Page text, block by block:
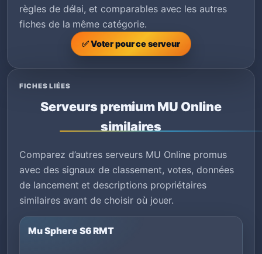
règles de délai, et comparables avec les autres
fiches de la même catégorie.
✅ Voter pour ce serveur
FICHES LIÉES
Serveurs premium MU Online
similaires
Comparez d’autres serveurs MU Online promus
avec des signaux de classement, votes, données
de lancement et descriptions propriétaires
similaires avant de choisir où jouer.
Mu Sphere S6 RMT